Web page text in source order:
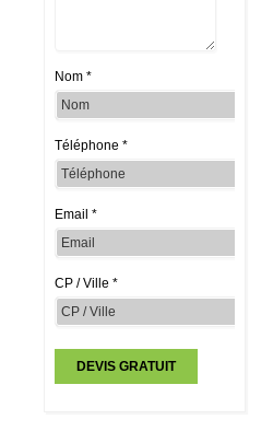
Nom *
Téléphone *
Email *
CP / Ville *